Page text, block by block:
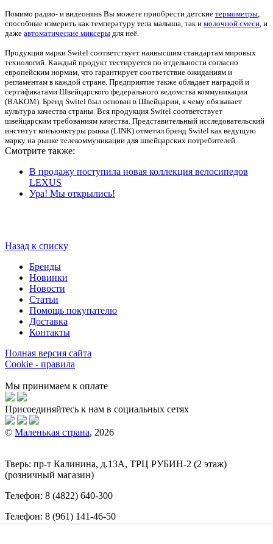
Помимо радио- и видеонянь Вы можете приобрести детские термометры
способные измерить как температуру тела малыша, так и молочной смеси , и
даже автоматические миксеры для неё.
Продукция марки Switel соответствует наивысшим стандартам мировых
технологий. Каждый продукт тестируется по отдельности согласно
европейским нормам, что гарантирует соответствие ожиданиям и
регламентам в каждой стране. Предприятие также обладает наградой и
сертификатами Швейцарского федерального ведомства коммуникации
(BAKOM). Бренд Switel был основан в Швейцарии, к чему обязывает
культура качества страны. Вся продукция Switel соответствует
швейцарским требованиям качества. Представительный исследовательский
институт конъюнктуры рынка (LINK) отметил бренд Switel как ведущую
марку на рынке телекоммуникации для швейцарских потребителей.
Смотрите также:
В продажу поступила новая коллекция велосипедов
LEXUS
Ура! Мы открылись!
Назад к списку
Бренды
Новинки
Новости
Статьи
Помощь покупателю
Доставка
Контакты
Полная версия сайта
Cookie - правила
Мы принимаем к оплате
Присоединяйтесь к нам в социальных сетях
© Маленькая страна, 2026
Тверь: пр-т Калинина, д.13А, ТРЦ РУБИН-2 (2 этаж)
(розничный магазин)
Телефон: 8 (4822) 640-300
Телефон: 8 (961) 141-46-50